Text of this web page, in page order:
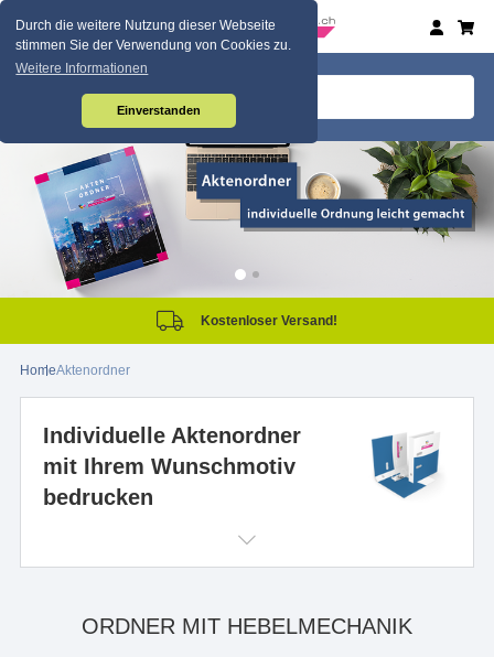
Durch die weitere Nutzung dieser Webseite
stimmen Sie der Verwendung von Cookies zu.
Weitere Informationen
Einverstanden
Kostenloser Versand!
HomeAktenordner
Individuelle Aktenordner
mit Ihrem Wunschmotiv
bedrucken
ORDNER MIT HEBELMECHANIK